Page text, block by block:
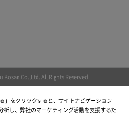
Co.,Ltd. All Rights Reserved.
」をクリックすると、サイトナビゲーション
析し、弊社のマーケティング活動を支援するた